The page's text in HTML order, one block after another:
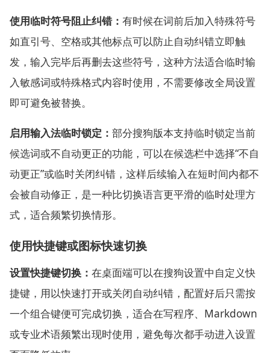
使用临时符号阻止纠错： 有时候在词前后加入特殊符号
如直引号、空格或其他标点可以防止自动纠错立即触
发，输入完毕后再删去这些符号，这种方法适合临时输
入敏感词或特殊格式内容时使用，不需要修改全局设置
即可避免被替换。
启用输入法临时锁定： 部分搜狗版本支持临时锁定当前
候选词或不自动更正的功能，可以在候选栏中选择“不自
动更正”或临时关闭纠错，这样后续输入在短时间内都不
会被自动修正，是一种比切换语言更平滑的临时处理方
式，适合频繁切换情形。
使用快捷键或图标快速切换
设置快捷键切换： 在桌面端可以在搜狗设置中自定义快
捷键，用以快速打开或关闭自动纠错，配置好后只需按
一个组合键便可完成切换，适合在写程序、Markdown
或专业术语频繁出现时使用，避免每次都手动进入设置